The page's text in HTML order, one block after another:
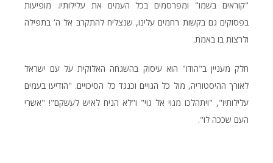
"קוראים בשמו" ומפרסמים בכל העמים את עלילותיו. מופיעות
בפסוקים גם בקשות רחמים עלינו, שנצליח להתקרב אל ה' בתפילה
ולרצות בו באמת.
חלק מעניין ב"הודו" הוא עיסוק בהשגחה האלוקית על עם ישראל
לאורך ההיסטוריה, מול כל הגויים וכנגד כל הסיכויים. "הודיעו בעמים
עלילותיו", "ויתהלכו מגוי אל גוי" ו"לא הניח לאיש לעשקם"! "אשרי
העם שככה לו".